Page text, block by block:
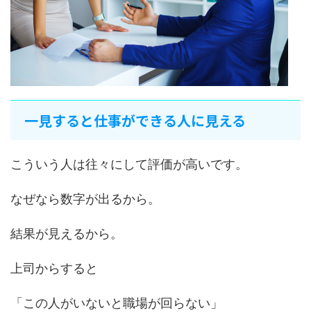
一見すると仕事ができる人に見える
こういう人は往々にして評価が高いです。
なぜなら数字が出るから。
結果が見えるから。
上司からすると
「この人がいないと職場が回らない」